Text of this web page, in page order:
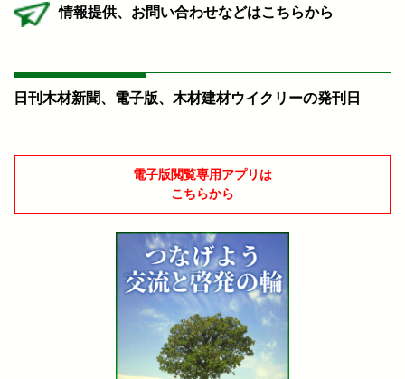
情報提供、お問い合わせなどはこちらから
日刊木材新聞、電子版、木材建材ウイクリーの発刊日
電子版閲覧専用アプリは
こちらから